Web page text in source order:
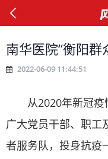
南华医院“衡阳群
2022-06-09 11:44:51
从2020年新冠
广大党员干部、职工
者服务队，投身抗疫